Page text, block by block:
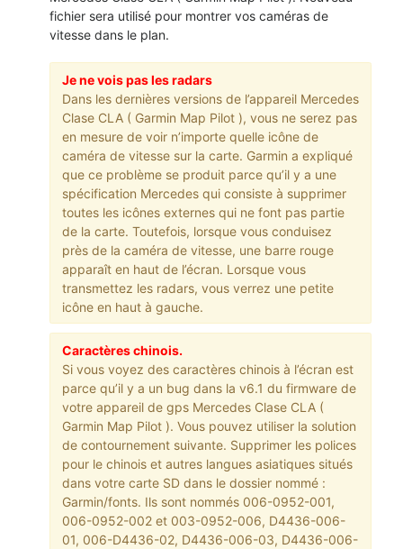
fichier sera utilisé pour montrer vos caméras de
vitesse dans le plan.
Je ne vois pas les radars
Dans les dernières versions de l’appareil Mercedes
Clase CLA ( Garmin Map Pilot ), vous ne serez pas
en mesure de voir n’importe quelle icône de
caméra de vitesse sur la carte. Garmin a expliqué
que ce problème se produit parce qu’il y a une
spécification Mercedes qui consiste à supprimer
toutes les icônes externes qui ne font pas partie
de la carte. Toutefois, lorsque vous conduisez
près de la caméra de vitesse, une barre rouge
apparaît en haut de l’écran. Lorsque vous
transmettez les radars, vous verrez une petite
icône en haut à gauche.
Caractères chinois.
Si vous voyez des caractères chinois à l’écran est
parce qu’il y a un bug dans la v6.1 du firmware de
votre appareil de gps Mercedes Clase CLA (
Garmin Map Pilot ). Vous pouvez utiliser la solution
de contournement suivante. Supprimer les polices
pour le chinois et autres langues asiatiques situés
dans votre carte SD dans le dossier nommé :
Garmin/fonts. Ils sont nommés 006-0952-001,
006-0952-002 et 003-0952-006, D4436-006-
01, 006-D4436-02, D4436-006-03, D4436-006-